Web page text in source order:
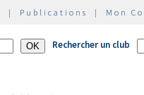
| Publications | Mon
Rechercher un club